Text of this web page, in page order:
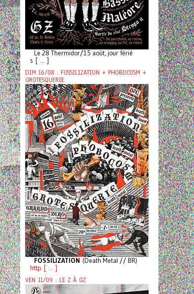
Le 28 Thermidor/15 août, jour férié
s [ ... ]
DIM 16/08 : FOSSILIZATION + PHOBOCOSM +
GROTESQUERIE
FOSSILIZATION (Death Metal // BR)
http [ ... ]
VEN 11/09 : LE Z À GZ